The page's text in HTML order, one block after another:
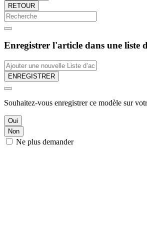
RETOUR
Enregistrer l'article dans une liste
ENREGISTRER
Souhaitez-vous enregistrer ce modèle sur
Oui
Non
Ne plus demander